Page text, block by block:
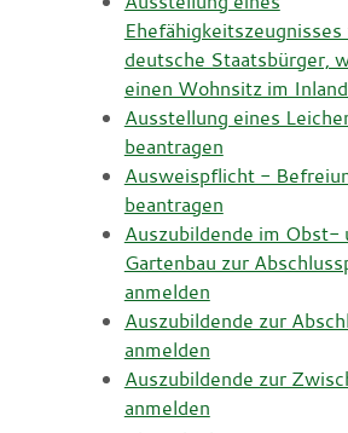
deutsche Staatsbürger,
einen Wohnsitz im
Ausstellung eines
beantragen
Ausweispflicht -
beantragen
Auszubildende im Obst-
Gartenbau zur
anmelden
Auszubildende zur
anmelden
Auszubildende zur
anmelden